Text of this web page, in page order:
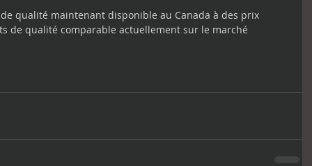
qualité maintenant disponible au Canada à des prix
de qualité comparable actuellement sur le marché